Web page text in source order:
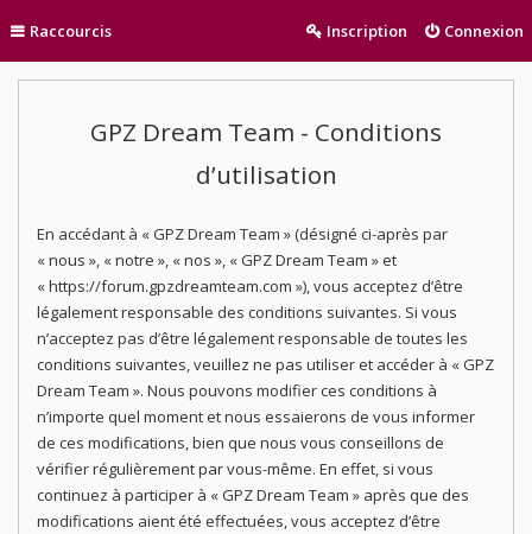
Raccourcis Connexion
Inscription
GPZ Dream Team - Conditions
d’utilisation
En accédant à « GPZ Dream Team » (désigné ci-après par
« nous », « notre », « nos », « GPZ Dream Team » et
« https://forum.gpzdreamteam.com »), vous acceptez d’être
légalement responsable des conditions suivantes. Si vous
n’acceptez pas d’être légalement responsable de toutes les
conditions suivantes, veuillez ne pas utiliser et accéder à « GPZ
Dream Team ». Nous pouvons modifier ces conditions à
n’importe quel moment et nous essaierons de vous informer
de ces modifications, bien que nous vous conseillons de
vérifier régulièrement par vous-même. En effet, si vous
continuez à participer à « GPZ Dream Team » après que des
modifications aient été effectuées, vous acceptez d’être